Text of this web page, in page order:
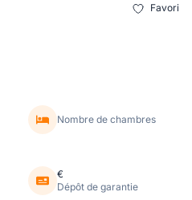
Favori
Nombre de chambres
€
Dépôt de garantie